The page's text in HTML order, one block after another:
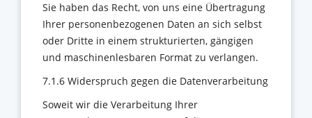
Sie haben das Recht, von uns eine Übertragung
Ihrer personenbezogenen Daten an sich selbst
oder Dritte in einem strukturierten, gängigen
und maschinenlesbaren Format zu verlangen.
7.1.6 Widerspruch gegen die Datenverarbeitung
Soweit wir die Verarbeitung Ihrer